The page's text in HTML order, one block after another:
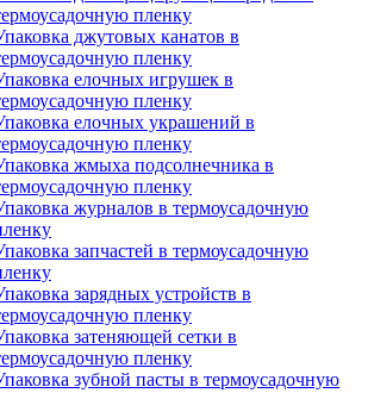
пленку
джутовых канатов в
пленку
елочных игрушек в
пленку
елочных украшений в
пленку
жмыха подсолнечника в
пленку
журналов в термоусадочную
запчастей в термоусадочную
зарядных устройств в
пленку
затеняющей сетки в
пленку
зубной пасты в термоусадочную